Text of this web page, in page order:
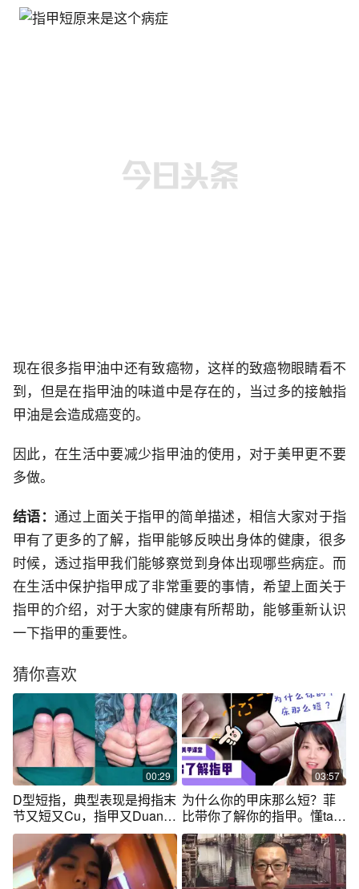
现在很多指甲油中还有致癌物，这样的致癌物眼睛看不
到，但是在指甲油的味道中是存在的，当过多的接触指
甲油是会造成癌变的。
因此，在生活中要减少指甲油的使用，对于美甲更不要
多做。
结语：通过上面关于指甲的简单描述，相信大家对于指
甲有了更多的了解，指甲能够反映出身体的健康，很多
时候，透过指甲我们能够察觉到身体出现哪些病症。而
在生活中保护指甲成了非常重要的事情，希望上面关于
指甲的介绍，对于大家的健康有所帮助，能够重新认识
一下指甲的重要性。
猜你喜欢
00:29
D型短指，典型表现是拇指末
节又短又Cu，指甲又Duan又
宽
03:57
为什么你的甲床那么短？菲
比带你了解你的指甲。懂ta才
能呵护